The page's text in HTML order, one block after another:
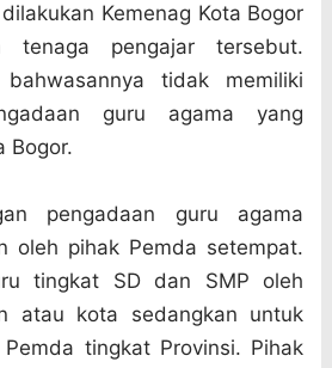
Kemenag Kota Bogor
tenaga pengajar tersebut.
tidak memiliki
guru agama yang
Bogor.
pengadaan guru agama
oleh pihak Pemda setempat.
tingkat SD dan SMP oleh
atau kota sedangkan untuk
tingkat Provinsi. Pihak